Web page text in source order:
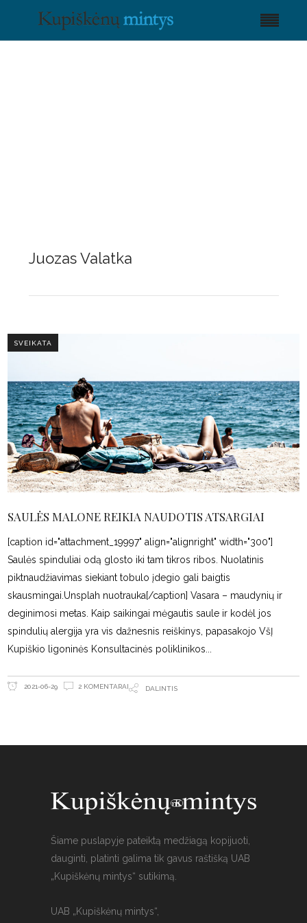
Juozas Valatka
SVEIKATA
SAULĖS MALONE REIKIA NAUDOTIS ATSARGIAI
[caption id="attachment_19997" align="alignright" width="300"]
Saulės spinduliai odą glosto iki tam tikros ribos. Nuolatinis
piktnaudžiavimas siekiant tobulo įdegio gali baigtis
skausmingai.Unsplah nuotrauka[/caption] Vasara – maudynių ir
deginimosi metas. Kaip saikingai mėgautis saule ir kodėl jos
spindulių alergija yra vis dažnesnis reiškinys, papasakojo VšĮ
Kupiškio ligoninės Konsultacinės poliklinikos
2021-06-29 2 KOMENTARAI DALINTIS
Šiame puslapyje pateiktą medžiagą kopijuoti,
dauginti, platinti galima tik gavus raštišką UAB
„Kupiškėnų mintys“ sutikimą.
UAB „Kupiškėnų mintys“,